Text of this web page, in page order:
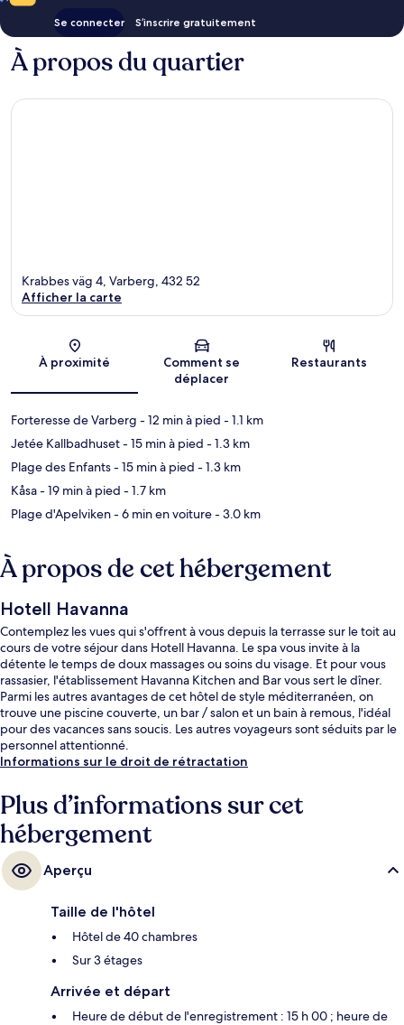
Se connecter S’inscrire gratuitement
À propos du quartier
Carte
Krabbes väg 4, Varberg, 432 52
Afficher la carte
À proximité
Comment se
déplacer
Restaurants
Forteresse de Varberg - 12 min à pied - 1.1 km
Jetée Kallbadhuset- 15 min à pied - 1.3 km
Plage des Enfants- 15 min à pied - 1.3 km
Kåsa- 19 min à pied - 1.7 km
Plage d'Apelviken- 6 min en voiture- 3.0 km
À propos de cet hébergement
Hotell Havanna
Contemplez les vues qui s'offrent à vous depuis la terrasse sur le toit au
cours de votre séjour dans Hotell Havanna. Le spa vous invite à la
détente le temps de doux massages ou soins du visage. Et pour vous
rassasier, l'établissement Havanna Kitchen and Bar vous sert le dîner.
Parmi les autres avantages de cet hôtel de style méditerranéen, on
trouve une piscine couverte, un bar / salon et un bain à remous, l'idéal
pour des vacances sans soucis. Les autres voyageurs sont séduits par le
personnel attentionné.
Informations sur le droit de rétractation
Plus d’informations sur cet
hébergement
Aperçu
Taille de l'hôtel
Hôtel de 40 chambres
Sur 3 étages
Arrivée et départ
Heure de début de l'enregistrement : 15 h 00 ; heure de